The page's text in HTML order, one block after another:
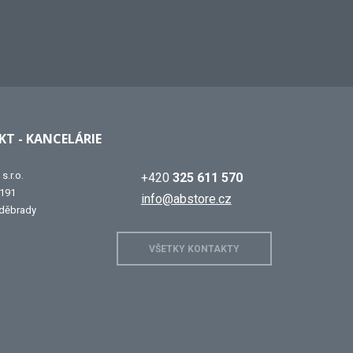
- KANCELÁRIE
s.r.o.
+420 325 611 570
info@abstore.cz
VŠETKY KONTAKTY